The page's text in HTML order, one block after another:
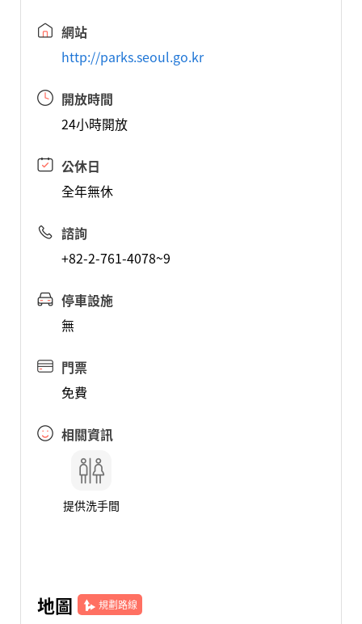
網站
http://parks.seoul.go.kr
開放時間
24小時開放
公休日
全年無休
諮詢
+82-2-761-4078~9
停車設施
無
門票
免費
相關資訊
提供洗手間
地圖 規劃路線